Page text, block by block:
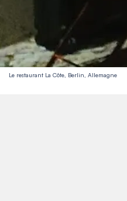
Le restaurant La Côte, Berlin, Allemagne